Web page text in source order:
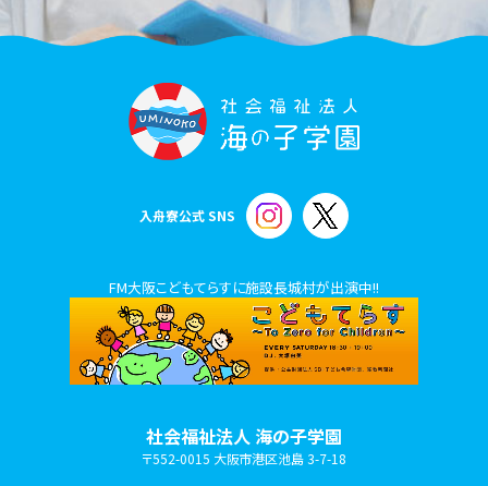
入舟寮公式 SNS
FM大阪こどもてらすに施設長城村が出演中!!
社会福祉法人 海の子学園
〒552-0015 大阪市港区池島 3-7-18